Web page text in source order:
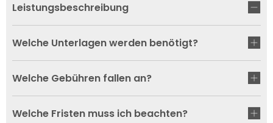
Leistungsbeschreibung
Welche Unterlagen werden benötigt?
Welche Gebühren fallen an?
Welche Fristen muss ich beachten?